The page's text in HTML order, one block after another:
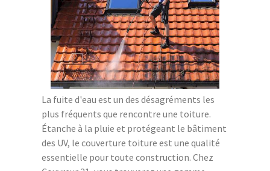
La fuite d'eau est un des désagréments les
plus fréquents que rencontre une toiture.
Étanche à la pluie et protégeant le bâtiment
des UV, le couverture toiture est une qualité
essentielle pour toute construction. Chez